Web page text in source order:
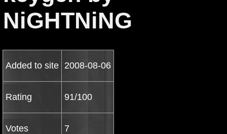
NiGHTNiNG
Added to site 2008-08-06
Rating 91/100
Votes 7